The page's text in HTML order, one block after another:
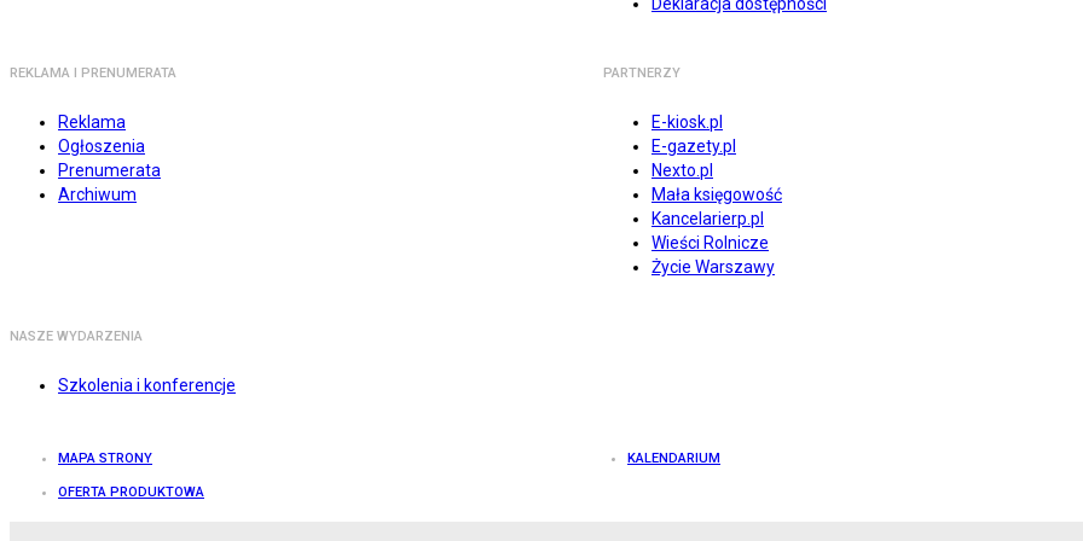
REKLAMA I PRENUMERATA
Reklama
Ogłoszenia
Prenumerata
Archiwum
PARTNERZY
E-kiosk.pl
E-gazety.pl
Nexto.pl
Mała księgowość
Kancelarierp.pl
Wieści Rolnicze
Życie Warszawy
NASZE WYDARZENIA
Szkolenia i konferencje
MAPA STRONY KALENDARIUM
OFERTA PRODUKTOWA